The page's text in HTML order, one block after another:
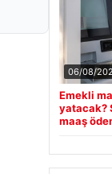
06/08/
Emekli
yatacak?
maaş